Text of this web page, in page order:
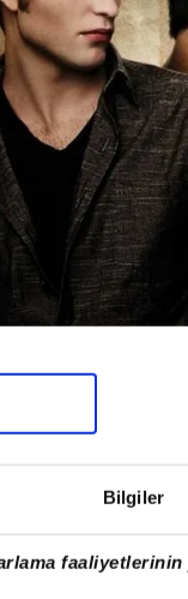
Bilgiler
faaliyetlerinin
ve Taylor
ve kurt
ise